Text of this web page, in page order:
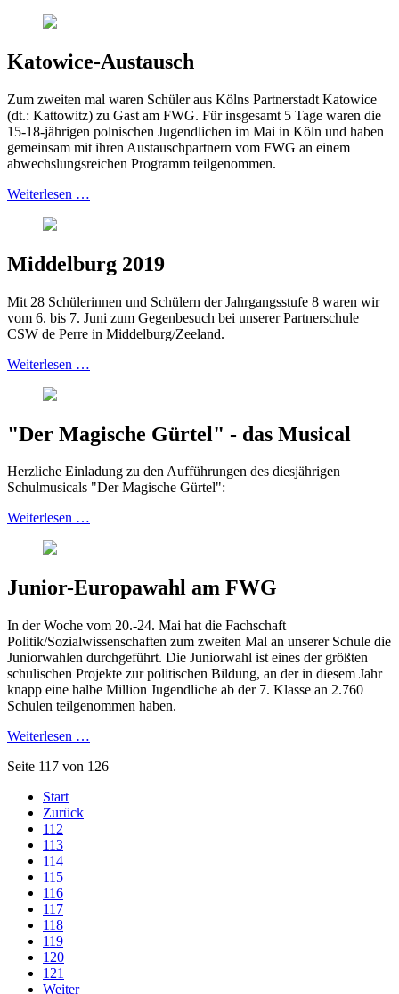
Katowice-Austausch
Zum zweiten mal waren Schüler aus Kölns Partnerstadt Katowice
(dt.: Kattowitz) zu Gast am FWG. Für insgesamt 5 Tage waren die
15-18-jährigen polnischen Jugendlichen im Mai in Köln und haben
gemeinsam mit ihren Austauschpartnern vom FWG an einem
abwechslungsreichen Programm teilgenommen.
Weiterlesen …
Middelburg 2019
Mit 28 Schülerinnen und Schülern der Jahrgangsstufe 8 waren wir
vom 6. bis 7. Juni zum Gegenbesuch bei unserer Partnerschule
CSW de Perre in Middelburg/Zeeland.
Weiterlesen …
"Der Magische Gürtel" - das Musical
Herzliche Einladung zu den Aufführungen des diesjährigen
Schulmusicals "Der Magische Gürtel":
Weiterlesen …
Junior-Europawahl am FWG
In der Woche vom 20.-24. Mai hat die Fachschaft
Politik/Sozialwissenschaften zum zweiten Mal an unserer Schule die
Juniorwahlen durchgeführt. Die Juniorwahl ist eines der größten
schulischen Projekte zur politischen Bildung, an der in diesem Jahr
knapp eine halbe Million Jugendliche ab der 7. Klasse an 2.760
Schulen teilgenommen haben.
Weiterlesen …
Seite 117 von 126
Start
Zurück
112
113
114
115
116
117
118
119
120
121
Weiter